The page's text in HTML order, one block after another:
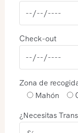
Check-out
Zona de
Mahón
¿Necesitas